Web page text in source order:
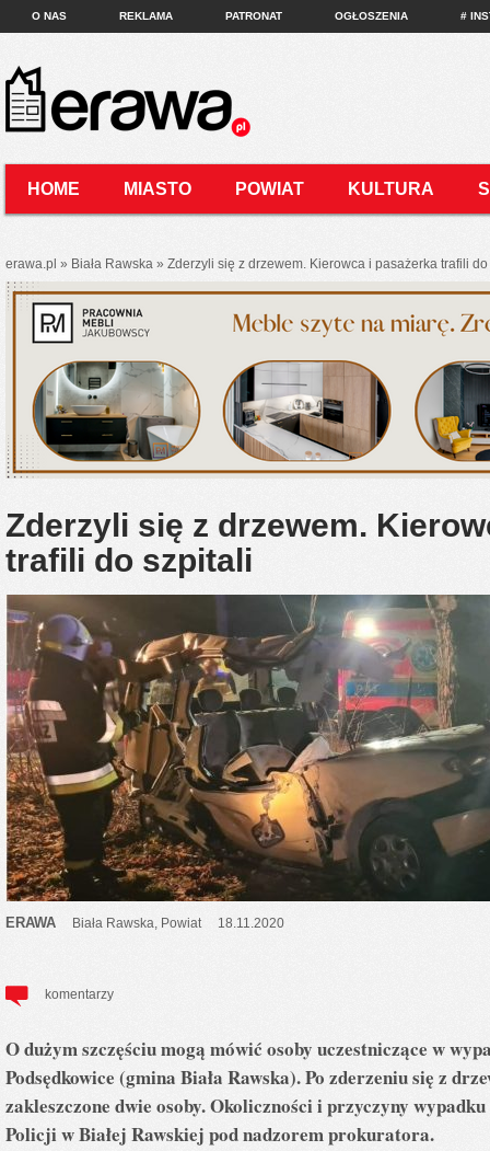
O NAS REKLAMA PATRONAT OGŁOSZENIA #
HOME MIASTO POWIAT KULTURA
erawa.pl » Biała Rawska » Zderzyli się z drzewem. Kierowca i pasażerka trafili
Zderzyli się z drzewem.
trafili do szpitali
ERAWA Biała Rawska, Powiat 18.11.2020
komentarzy
O dużym szczęściu mogą mówić osoby uczestniczące w
Podsędkowice (gmina Biała Rawska). Po zderzeniu się z
zakleszczone dwie osoby. Okoliczności i przyczyny
Policji w Białej Rawskiej pod nadzorem prokuratora.